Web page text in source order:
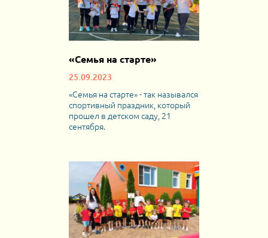
«Семья на старте»
25.09.2023
«Семья на старте» - так назывался
спортивный праздник, который
прошел в детском саду, 21
сентября.